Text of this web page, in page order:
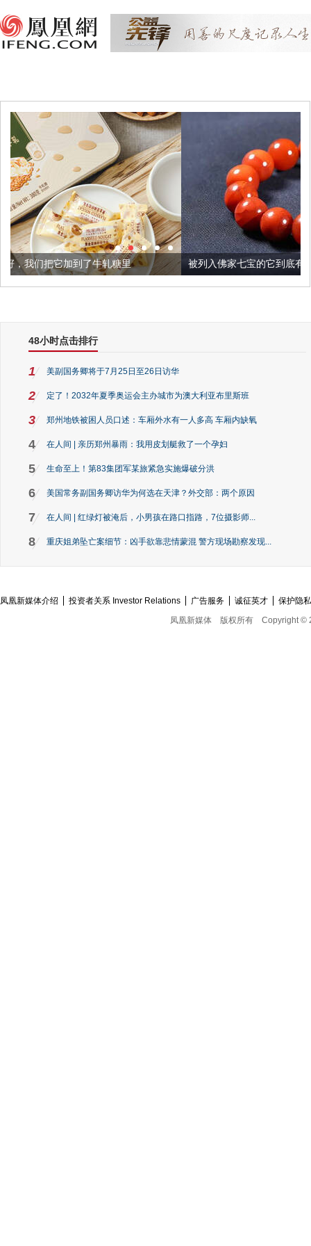
轧糖里 被列入佛家七宝的它到底有多美？
48小时点击排行
1 美副国务卿将于7月25日至26日访华
2 定了！2032年夏季奥运会主办城市为澳大利亚布里斯班
3 郑州地铁被困人员口述：车厢外水有一人多高 车厢内缺氧
4 在人间 | 亲历郑州暴雨：我用皮划艇救了一个孕妇
5 生命至上！第83集团军某旅紧急实施爆破分洪
6 美国常务副国务卿访华为何选在天津？外交部：两个原因
7 在人间 | 红绿灯被淹后，小男孩在路口指路，7位摄影师...
8 重庆姐弟坠亡案细节：凶手欲靠悲情蒙混 警方现场勘察发现...
凤凰新媒体介绍 投资者关系 Investor Relations 广告服务 诚征英才
保护隐
凤凰新媒体
版权所有 Copyright ©